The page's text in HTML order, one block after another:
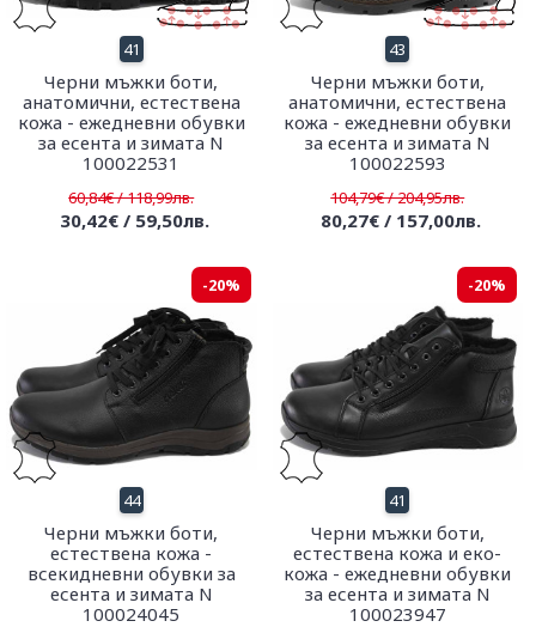
41
Черни мъжки боти,
анатомични, естествена
кожа - ежедневни обувки
за есента и зимата N
100022531
60,84€ / 118,99лв.
30,42€ / 59,50лв.
43
Черни мъжки боти,
анатомични, естествена
кожа - ежедневни обувки
за есента и зимата N
100022593
104,79€ / 204,95лв.
80,27€ / 157,00лв.
-20%
44
Черни мъжки боти,
естествена кожа -
всекидневни обувки за
есента и зимата N
100024045
-20%
41
Черни мъжки боти,
естествена кожа и еко-
кожа - ежедневни обувки
за есента и зимата N
100023947